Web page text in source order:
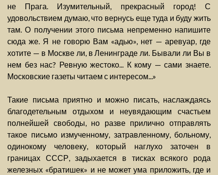
не Прага. Изумительный, прекрасный город! С
удовольствием думаю, что вернусь еще туда и буду жить
там. О получении этого письма непременно напишите
сюда же. Я не говорю Вам «адью», нет — аревуар, где
хотите — в Москве ли, в Ленинграде ли. Бывали ли Вы в
нем без нас? Ревную жестоко... К кому — сами знаете.
Московские газеты читаем с интересом...»
Такие письма приятно и можно писать, наслаждаясь
благодетельным отдыхом и неувядающим счастьем
полнейшей свободы, но разве прилично отправлять
такое письмо измученному, затравленному, больному,
одинокому человеку, который наглухо заточен в
границах СССР, задыхается в тисках всякого рода
железных «братишек» и не может ума приложить, где и